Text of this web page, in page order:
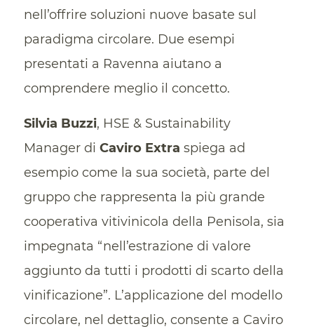
nell’offrire soluzioni nuove basate sul
paradigma circolare. Due esempi
presentati a Ravenna aiutano a
comprendere meglio il concetto.
Silvia Buzzi, HSE & Sustainability
Manager di Caviro Extra spiega ad
esempio come la sua società, parte del
gruppo che rappresenta la più grande
cooperativa vitivinicola della Penisola, sia
impegnata “nell’estrazione di valore
aggiunto da tutti i prodotti di scarto della
vinificazione”. L’applicazione del modello
circolare, nel dettaglio, consente a Caviro